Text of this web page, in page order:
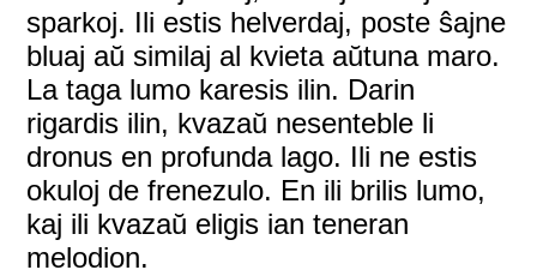
sparkoj. Ili estis helverdaj, poste ŝajne
bluaj aŭ similaj al kvieta aŭtuna maro.
La taga lumo karesis ilin. Darin
rigardis ilin, kvazaŭ nesenteble li
dronus en profunda lago. Ili ne estis
okuloj de frenezulo. En ili brilis lumo,
kaj ili kvazaŭ eligis ian teneran
melodion.